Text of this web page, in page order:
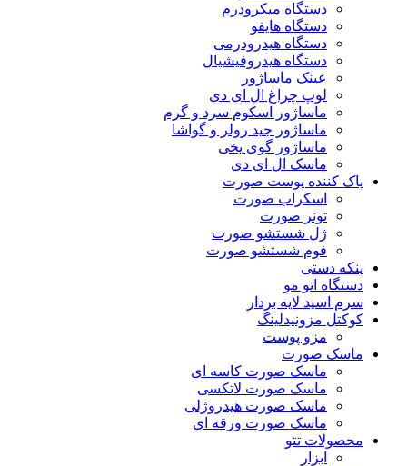
دستگاه میکرودرم
دستگاه هایفو
دستگاه هیدرودرمی
دستگاه هیدروفیشیال
عینک ماساژور
لوپ چراغ ال ای دی
ماساژور اسکوم سرد و گرم
ماساژور جید رولر و گواشا
ماساژور گوی یخی
ماسک ال ای دی
پاک کننده پوست صورت
اسکراب صورت
تونر صورت
ژل شستشو صورت
فوم شستشو صورت
پنکه دستی
دستگاه اتو مو
سرم اسید لایه بردار
کوکتل مزونیدلینگ
مزو پوست
ماسک صورت
ماسک صورت کاسه ای
ماسک صورت لاتکسی
ماسک صورت هیدروژلی
ماسک صورت ورقه ای
محصولات تتو
ابزار